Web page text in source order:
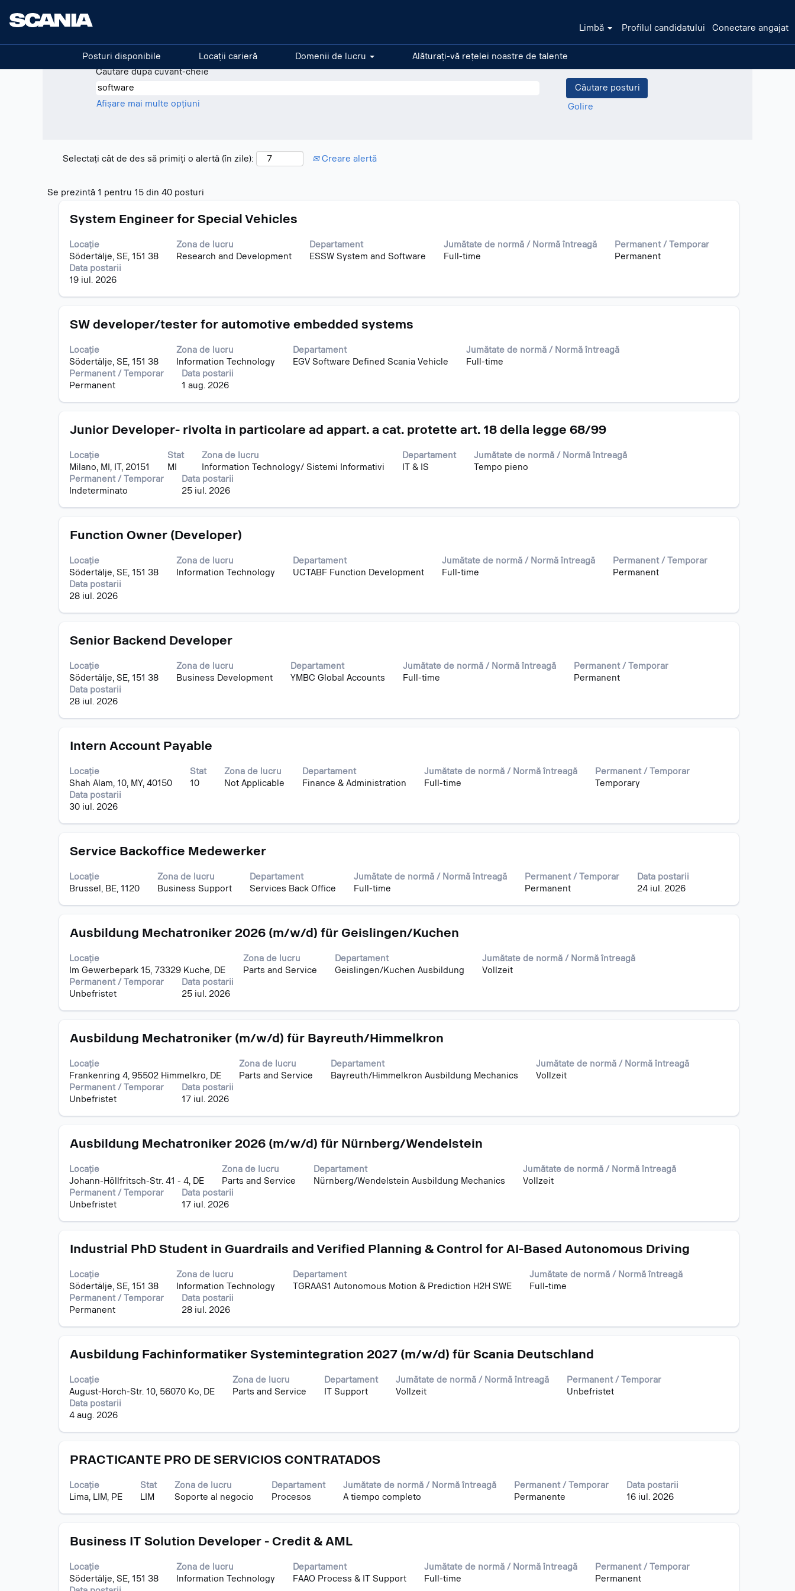
Limbă Profilul candidatului Conectare angajat
Posturi disponibile Locații carieră Domenii de lucru Alăturați-vă rețelei noastre de talente
Căutare după cuvânt-cheie
Afișare mai multe opțiuni Golire
Selectați cât de des să primiți o alertă (în zile): Creare alertă
Se prezintă 1 pentru 15 din 40 posturi
pentru
"software".
Se
prezintă
din
posturi
cheia
de
filă
pentru
naviga
Listă
posturi.
Selectați
vizualizarea
tuturor
Titlu
System Engineer for Special Vehicles
Locație
Södertälje, SE, 151 38
Zona de lucru
Research and Development
Departament
ESSW System and Software
Jumătate de normă / Normă întreagă
Full-time
Permanent / Temporar
Permanent
Data postarii
19 iul. 2026
Selectați
tasta
spațiu
pentru
a
întregul
al
despre
post.
Titlu
SW developer/tester for automotive embedded systems
Locație
Södertälje, SE, 151 38
Zona de lucru
Information Technology
Departament
EGV Software Defined Scania Vehicle
Jumătate de normă / Normă întreagă
Full-time
Permanent / Temporar
Permanent
Data postarii
1 aug. 2026
Selectați
tasta
spațiu
pentru
a
întregul
al
despre
post.
Titlu
Junior Developer- rivolta in particolare ad appart. a cat. protette art. 18 della legge 68/99
Locație
Milano, MI, IT, 20151
Stat
MI
Zona de lucru
Information Technology/ Sistemi Informativi
Departament
IT & IS
Jumătate de normă / Normă întreagă
Tempo pieno
Permanent / Temporar
Indeterminato
Data postarii
25 iul. 2026
Selectați
tasta
spațiu
pentru
a
întregul
al
despre
post.
Titlu
Function Owner (Developer)
Locație
Södertälje, SE, 151 38
Zona de lucru
Information Technology
Departament
UCTABF Function Development
Jumătate de normă / Normă întreagă
Full-time
Permanent / Temporar
Permanent
Data postarii
28 iul. 2026
Selectați
tasta
spațiu
pentru
a
întregul
al
despre
post.
Titlu
Senior Backend Developer
Locație
Södertälje, SE, 151 38
Zona de lucru
Business Development
Departament
YMBC Global Accounts
Jumătate de normă / Normă întreagă
Full-time
Permanent / Temporar
Permanent
Data postarii
28 iul. 2026
Selectați
tasta
spațiu
pentru
a
întregul
al
despre
post.
Titlu
Intern Account Payable
Locație
Shah Alam, 10, MY, 40150
Stat
10
Zona de lucru
Not Applicable
Departament
Finance & Administration
Jumătate de normă / Normă întreagă
Full-time
Permanent / Temporar
Temporary
Data postarii
30 iul. 2026
Selectați
tasta
spațiu
pentru
a
întregul
al
despre
post.
Titlu
Service Backoffice Medewerker
Locație
Brussel, BE, 1120
Zona de lucru
Business Support
Departament
Services Back Office
Jumătate de normă / Normă întreagă
Full-time
Permanent / Temporar
Permanent
Data postarii
24 iul. 2026
Selectați
tasta
spațiu
a
întregul
al
informațiilor
despre
post.
Titlu
Ausbildung Mechatroniker 2026 (m/w/d) für Geislingen/Kuchen
Locație
Im Gewerbepark 15, 73329 Kuche, DE
Zona de lucru
Parts and Service
Departament
Geislingen/Kuchen Ausbildung
Jumătate de normă / Normă întreagă
Vollzeit
Permanent / Temporar
Unbefristet
Data postarii
25 iul. 2026
Selectați
tasta
spațiu
pentru
a
întregul
al
despre
post.
Titlu
Ausbildung Mechatroniker (m/w/d) für Bayreuth/Himmelkron
Locație
Frankenring 4, 95502 Himmelkro, DE
Zona de lucru
Parts and Service
Departament
Bayreuth/Himmelkron Ausbildung Mechanics
Jumătate de normă / Normă întreagă
Vollzeit
Permanent / Temporar
Unbefristet
Data postarii
17 iul. 2026
Selectați
tasta
spațiu
pentru
a
întregul
al
despre
post.
Titlu
Ausbildung Mechatroniker 2026 (m/w/d) für Nürnberg/Wendelstein
Locație
Johann-Höllfritsch-Str. 41 - 4, DE
Zona de lucru
Parts and Service
Departament
Nürnberg/Wendelstein Ausbildung Mechanics
Jumătate de normă / Normă întreagă
Vollzeit
Permanent / Temporar
Unbefristet
Data postarii
17 iul. 2026
Selectați
tasta
spațiu
pentru
a
întregul
al
despre
post.
Titlu
Industrial PhD Student in Guardrails and Verified Planning & Control for AI-Based Autonomous Driving
Locație
Södertälje, SE, 151 38
Zona de lucru
Information Technology
Departament
TGRAAS1 Autonomous Motion & Prediction H2H SWE
Jumătate de normă / Normă întreagă
Full-time
Permanent / Temporar
Permanent
Data postarii
28 iul. 2026
Selectați
tasta
spațiu
pentru
a
întregul
al
despre
post.
Titlu
Ausbildung Fachinformatiker Systemintegration 2027 (m/w/d) für Scania Deutschland
Locație
August-Horch-Str. 10, 56070 Ko, DE
Zona de lucru
Parts and Service
Departament
IT Support
Jumătate de normă / Normă întreagă
Vollzeit
Permanent / Temporar
Unbefristet
Data postarii
4 aug. 2026
Selectați
tasta
spațiu
pentru
a
vizualiza
întregul
al
despre
post.
Titlu
PRACTICANTE PRO DE SERVICIOS CONTRATADOS
Locație
Lima, LIM, PE
Stat
LIM
Zona de lucru
Soporte al negocio
Departament
Procesos
Jumătate de normă / Normă întreagă
A tiempo completo
Permanent / Temporar
Permanente
Data postarii
16 iul. 2026
Selectați
tasta
spațiu
pentru
a
întregul
al
informațiilor
despre
Titlu
Business IT Solution Developer - Credit & AML
Locație
Södertälje, SE, 151 38
Zona de lucru
Information Technology
Departament
FAAO Process & IT Support
Jumătate de normă / Normă întreagă
Full-time
Permanent / Temporar
Permanent
Selectați
tasta
spațiu
pentru